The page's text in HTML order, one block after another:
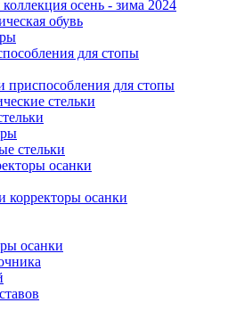
осень - зима 2024
обувь
для стопы
приспособления для стопы
стельки
стельки
осанки
корректоры осанки
осанки